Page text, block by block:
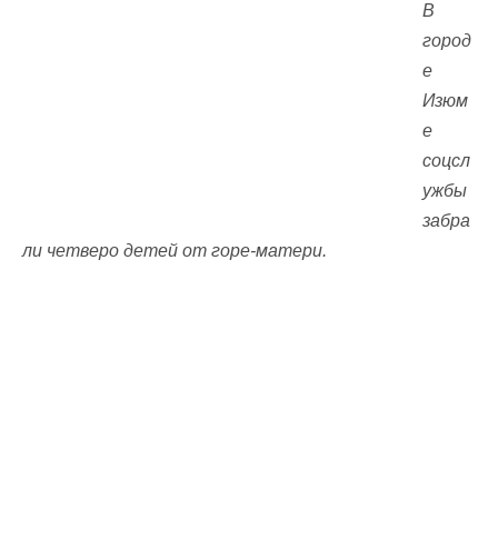
В
город
е
Изюм
е
соцсл
ужбы
забра
ли четверо детей от горе-матери.